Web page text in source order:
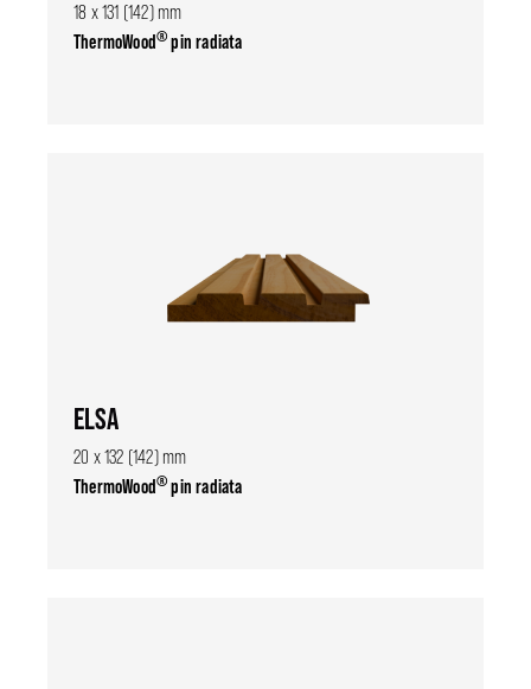
18 x 131 (142) mm
ThermoWood®pin radiata
ELSA
20 x 132 (142) mm
ThermoWood®pin radiata